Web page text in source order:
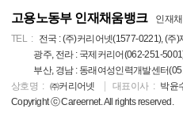
고용노동부 인재채움뱅크
인재
TEL
전국 : (주)커리어넷(1577-0221), (
광주, 전라 : 국제커리어(062-251-
부산, 경남 : 동래여성인력개발센터
상호명
㈜커리어넷 대표이사
박윤
Copyright ⓒ Careernet. All rights reserved.